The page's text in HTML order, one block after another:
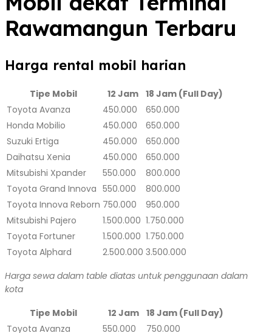
Rawamangun Terbaru
Harga rental mobil harian
Tipe Mobil 12 Jam 18 Jam (Full Day)
Toyota Avanza
450.000
650.000
Honda Mobilio
450.000
650.000
Suzuki Ertiga
450.000
650.000
Daihatsu Xenia
450.000
650.000
Mitsubishi Xpander
550.000
800.000
Toyota Grand Innova 550.000
800.000
Toyota Innova Reborn 750.000
950.000
Mitsubishi Pajero
1.500.000 1.750.000
Toyota Fortuner
1.500.000 1.750.000
Toyota Alphard
2.500.000 3.500.000
Harga sewa dalam table diatas untuk penggunaan dalam
kota
Tipe Mobil
12 Jam
18 Jam (Full Day)
Toyota Avanza
550.000
750.000